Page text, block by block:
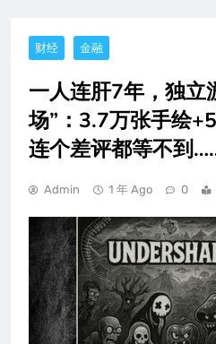
财经 金融
一人连肝7年，独立
场”：3.7万张手绘
连个差评都等不到
Admin 1 年 Ago 0